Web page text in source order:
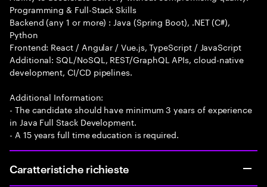
Programming & Full-Stack Skills
Backend (any 1 or more) : Java (Spring Boot), .NET (C#),
Python
Frontend: React / Angular / Vue.js, TypeScript / JavaScript
Additional: SQL/NoSQL, REST/GraphQL APIs, cloud-native
development, CI/CD pipelines.
Additional Information:
- The candidate should have minimum 3 years of experience
in Java Full Stack Development.
- A 15 years full time education is required.
Caratteristiche richieste